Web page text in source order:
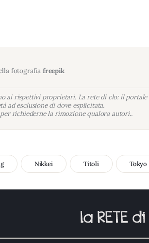
fotografia freepik
ai rispettivi proprietari. La rete di clo: il
ad esclusione di dove esplicitata.
richiederne la rimozione qualora autori..
Nikkei Titoli Tokyo